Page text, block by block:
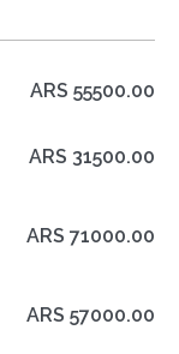
ARS 55500.00
ARS 31500.00
ARS 71000.00
ARS 57000.00